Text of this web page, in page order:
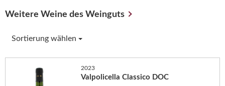
Weitere Weine des Weinguts
Sortierung wählen
2023
Valpolicella Classico DOC